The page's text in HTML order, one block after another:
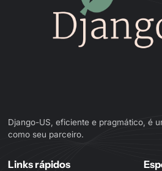
Django-US, eficiente e pragmático, é
como seu parceiro.
Links rápidos